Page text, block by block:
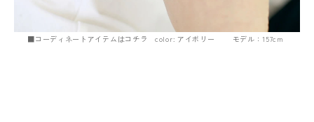
■コーディネートアイテムはコチラ color: アイボリー モデル：157cm